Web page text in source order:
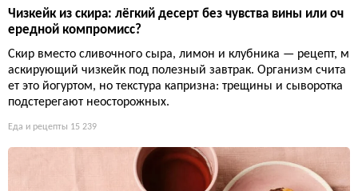
Чизкейк из скира: лёгкий десерт без чувства вины или оч
ередной компромисс?
Скир вместо сливочного сыра, лимон и клубника — рецепт, м
аскирующий чизкейк под полезный завтрак. Организм счита
ет это йогуртом, но текстура капризна: трещины и сыворотка
подстерегают неосторожных.
Еда и рецепты 15 239